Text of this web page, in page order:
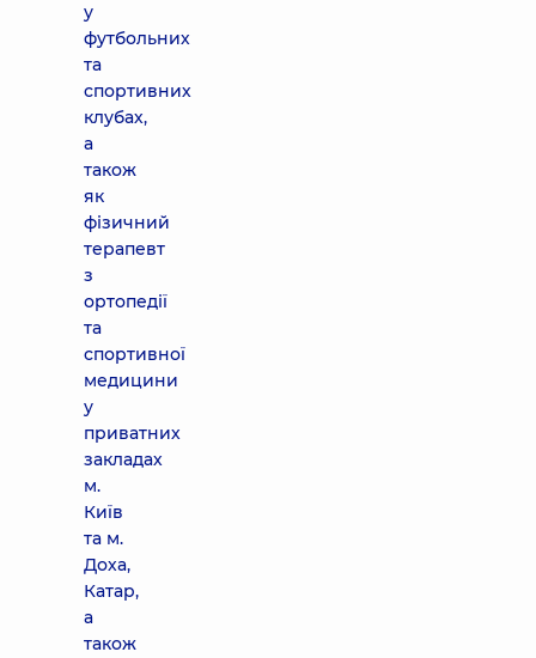
у
футбольних
та
спортивних
клубах,
а
також
як
фізичний
терапевт
з
ортопедії
та
спортивної
медицини
у
приватних
закладах
м.
Київ
та м.
Доха,
Катар,
а
також